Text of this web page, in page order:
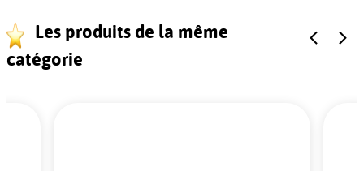
Les produits de la même
catégorie